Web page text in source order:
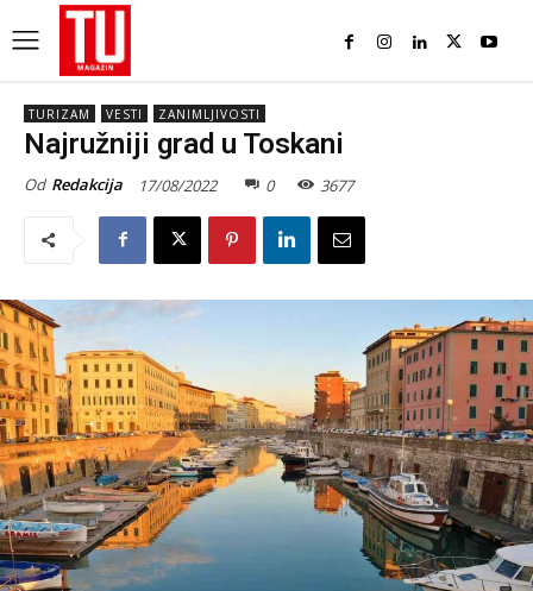
TURIZAM VESTI ZANIMLJIVOSTI
Najružniji grad u Toskani
Od Redakcija 17/08/2022 0 3677